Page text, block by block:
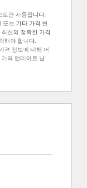
로만 사용됩니다.
또는 기타 가격 변
신의 정확한 가격
해야 합니다.
격 정보에 대해 어
격 업데이트 날